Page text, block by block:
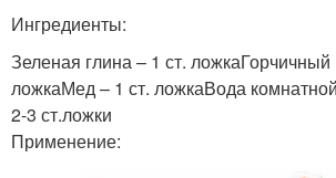
Ингредиенты:
Зеленая глина – 1 ст.
ложкаМед – 1 ст. ложкаВода
2-3 ст.ложки
Применение: